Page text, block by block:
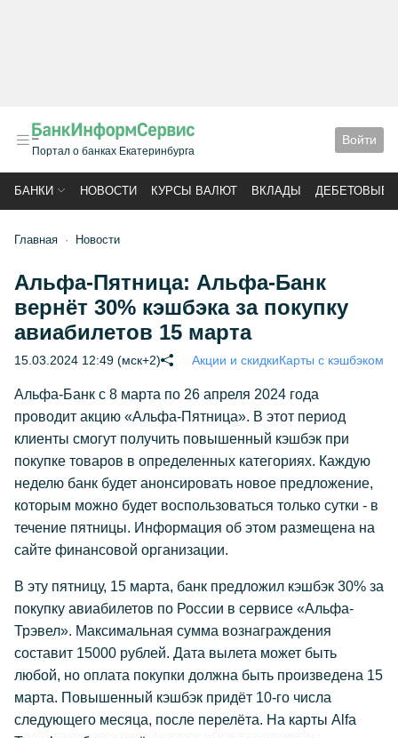
Портал о банках Екатеринбурга
Войти
БАНКИ НОВОСТИ КУРСЫ ВАЛЮТ ВКЛАДЫ ДЕБЕТОВЫЕ
Главная Новости
Альфа-Пятница: Альфа-Банк
вернёт 30% кэшбэка за покупку
авиабилетов 15 марта
15.03.2024 12:49 (мск+2) Акции и скидкиКарты с кэшбэком
Альфа-Банк с 8 марта по 26 апреля 2024 года
проводит акцию «Альфа-Пятница». В этот период
клиенты смогут получить повышенный кэшбэк при
покупке товаров в определенных категориях. Каждую
неделю банк будет анонсировать новое предложение,
которым можно будет воспользоваться только сутки - в
течение пятницы. Информация об этом размещена на
сайте финансовой организации.
В эту пятницу, 15 марта, банк предложил кэшбэк 30% за
покупку авиабилетов по России в сервисе «Альфа-
Трэвел». Максимальная сумма вознаграждения
составит 15000 рублей. Дата вылета может быть
любой, но оплата покупки должна быть произведена 15
марта. Повышенный кэшбэк придёт 10-го числа
следующего месяца, после перелёта. На карты Alfa